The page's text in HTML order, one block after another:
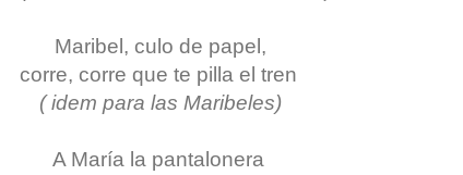
Maribel, culo de papel,
corre, corre que te pilla el tren
( idem para las Maribeles)
A María la pantalonera